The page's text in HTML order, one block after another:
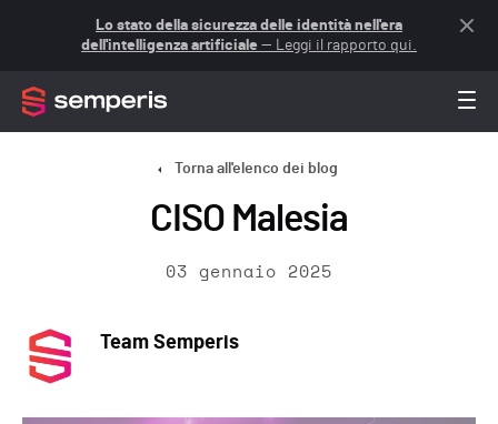
Lo stato della sicurezza delle identità nell'era
dell'intelligenza artificiale — Leggi il rapporto qui.
Torna all'elenco dei blog
CISO Malesia
03 gennaio 2025
Team Semperis